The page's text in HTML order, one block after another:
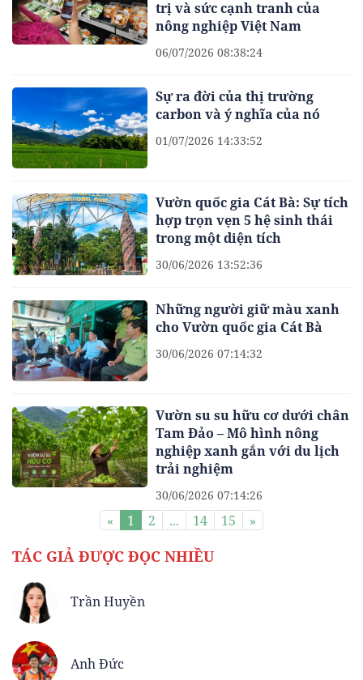
trị và sức cạnh tranh của
nông nghiệp Việt Nam
06/07/2026 08:38:24
Sự ra đời của thị trường
carbon và ý nghĩa của nó
01/07/2026 14:33:52
Vườn quốc gia Cát Bà: Sự tích
hợp trọn vẹn 5 hệ sinh thái
trong một diện tích
30/06/2026 13:52:36
Những người giữ màu xanh
cho Vườn quốc gia Cát Bà
30/06/2026 07:14:32
Vườn su su hữu cơ dưới chân
Tam Đảo – Mô hình nông
nghiệp xanh gắn với du lịch
trải nghiệm
30/06/2026 07:14:26
« 1 2 ... 14 15 »
TÁC GIẢ ĐƯỢC ĐỌC NHIỀU
Trần Huyền
Anh Đức